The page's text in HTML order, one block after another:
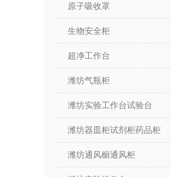
原子吸收罩
生物安全柜
超净工作台
潍坊气瓶柜
潍坊实验工作台试验台
潍坊器皿柜试剂柜药品柜
潍坊通风橱通风柜